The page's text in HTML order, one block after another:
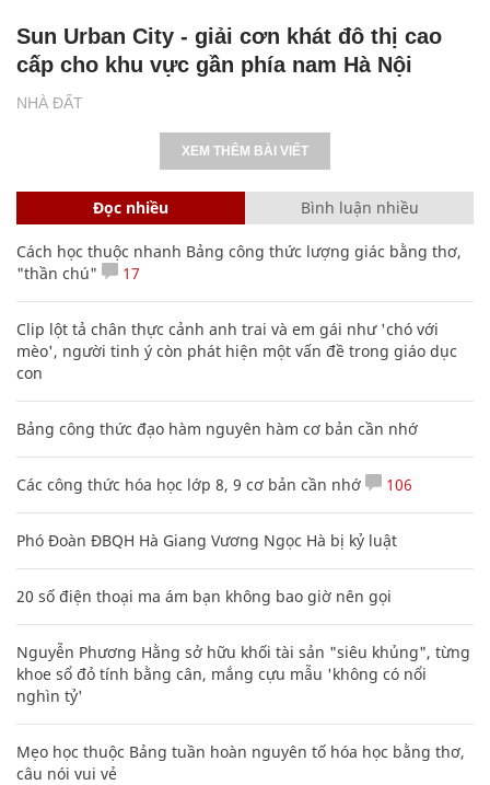
NHÀ ĐẤT
Sun Urban City - giải cơn khát đô thị cao
cấp cho khu vực gần phía nam Hà Nội
XEM THÊM BÀI VIẾT
Đọc nhiều Bình luận nhiều
Cách học thuộc nhanh Bảng công thức lượng giác bằng thơ,
"thần chú"
17
Clip lột tả chân thực cảnh anh trai và em gái như 'chó với
mèo', người tinh ý còn phát hiện một vấn đề trong giáo dục
con
Bảng công thức đạo hàm nguyên hàm cơ bản cần nhớ
Các công thức hóa học lớp 8, 9 cơ bản cần nhớ 106
Phó Đoàn ĐBQH Hà Giang Vương Ngọc Hà bị kỷ luật
20 số điện thoại ma ám bạn không bao giờ nên gọi
Nguyễn Phương Hằng sở hữu khối tài sản "siêu khủng", từng
khoe sổ đỏ tính bằng cân, mắng cựu mẫu 'không có nổi
nghìn tỷ'
Mẹo học thuộc Bảng tuần hoàn nguyên tố hóa học bằng thơ,
câu nói vui vẻ